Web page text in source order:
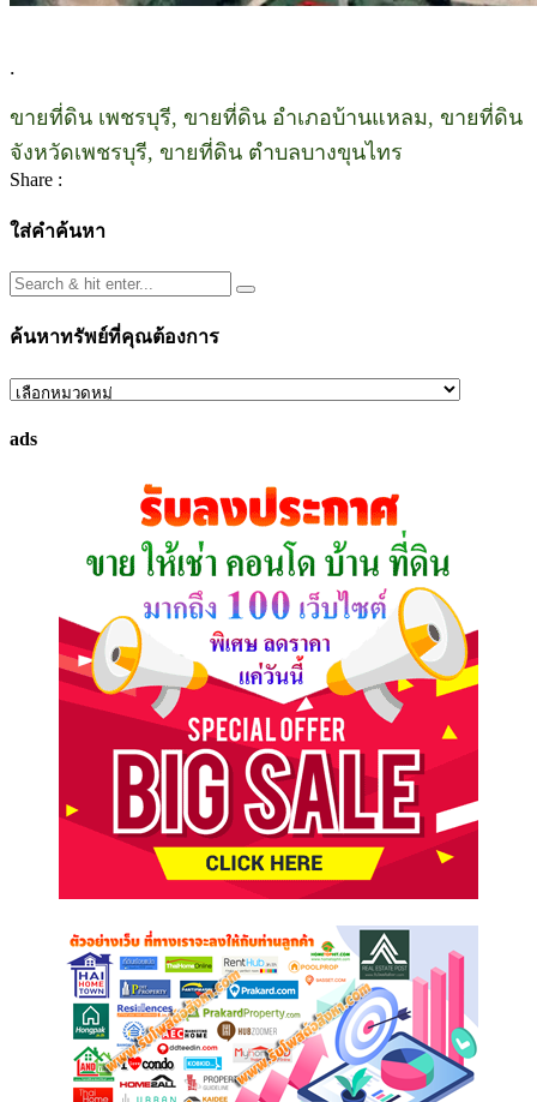
.
ขายที่ดิน เพชรบุรี, ขายที่ดิน อำเภอบ้านแหลม, ขายที่ดิน
จังหวัดเพชรบุรี, ขายที่ดิน ตำบลบางขุนไทร
Share :
ใส่คำค้นหา
ค้นหาทรัพย์ที่คุณต้องการ
ค้นหา
ที่
ads